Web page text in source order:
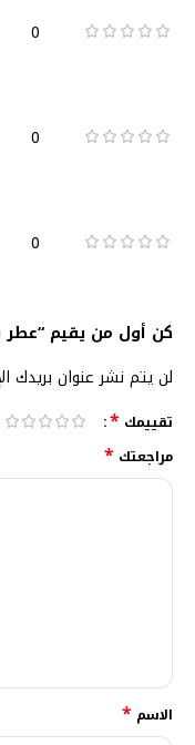
0
0
0
كن أول من يقيم “عطر
لن يتم نشر عنوان بريدك
تقييمك *
مراجعتك *
الاسم *